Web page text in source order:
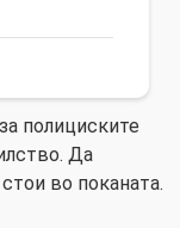
полициските
Да
во поканата.